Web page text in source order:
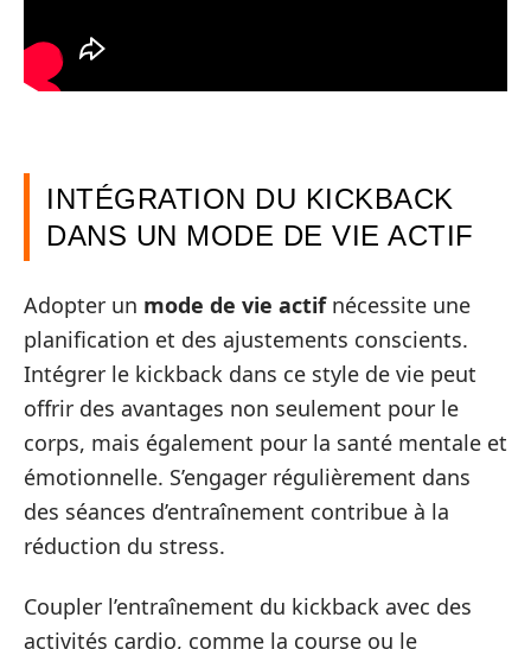
INTÉGRATION DU KICKBACK
DANS UN MODE DE VIE ACTIF
Adopter un mode de vie actifnécessite une
planification et des ajustements conscients.
Intégrer le kickback dans ce style de vie peut
offrir des avantages non seulement pour le
corps, mais également pour la santé mentale et
émotionnelle. S’engager régulièrement dans
des séances d’entraînement contribue à la
réduction du stress.
Coupler l’entraînement du kickback avec des
activités cardio, comme la course ou le